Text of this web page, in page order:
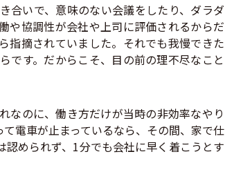
合いで、意味のない会議をしたり、ダラダ
や協調性が会社や上司に評価されるからだ
指摘されていました。それでも我慢できた
です。だからこそ、目の前の理不尽なこと
なのに、働き方だけが当時の非効率なやり
電車が止まっているなら、その間、家で仕
められず、1分でも会社に早く着こうとす